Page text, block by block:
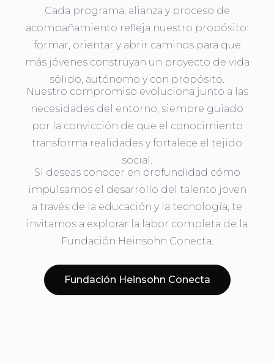
Cada programa, alianza y proceso de
acompañamiento refleja nuestro propósito:
formar, orientar y abrir caminos para que
más jóvenes construyan un proyecto de vida
sólido, autónomo y con propósito.
Nuestro compromiso evoluciona junto a las
necesidades del entorno, siempre guiado
por la convicción de que el conocimiento
transforma realidades y fortalece el tejido
social.
Si deseas conocer en profundidad cómo
impulsamos el desarrollo del talento joven
a través de la educación y la tecnología, te
invitamos a explorar la labor completa de la
Fundación Heinsohn Conecta.
Fundación Heinsohn Conecta